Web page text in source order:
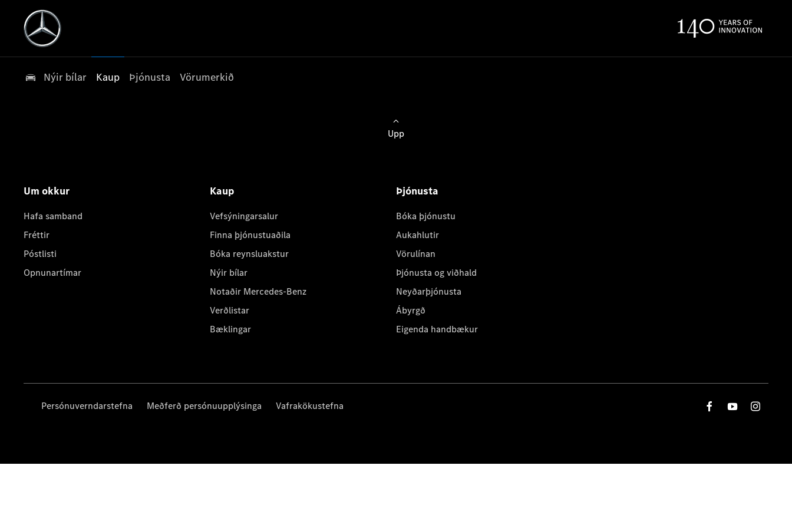
Nýir bílar Kaup Þjónusta Vörumerkið
Upp
Um okkur
Hafa samband
Fréttir
Póstlisti
Opnunartímar
Kaup
Vefsýningarsalur
Finna þjónustuaðila
Bóka reynsluakstur
Nýir bílar
Notaðir Mercedes-Benz
Verðlistar
Bæklingar
Þjónusta
Bóka þjónustu
Aukahlutir
Vörulínan
Þjónusta og viðhald
Neyðarþjónusta
Ábyrgð
Eigenda handbækur
Persónuverndarstefna Meðferð persónuupplýsinga Vafrakökustefna